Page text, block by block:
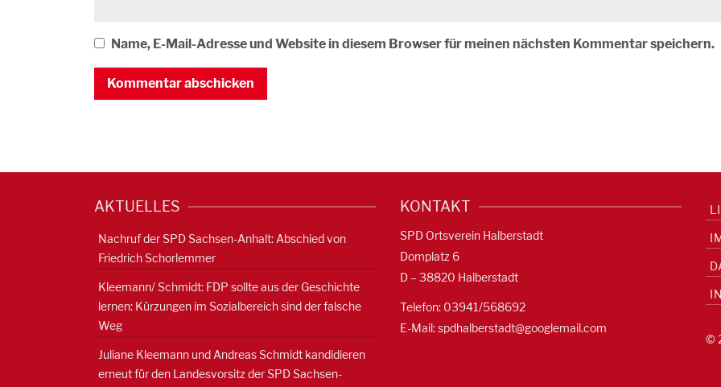
Name, E-Mail-Adresse und Website in diesem Browser für meinen nächsten Kommentar speichern.
AKTUELLES
Nachruf der SPD Sachsen-Anhalt: Abschied von
Friedrich Schorlemmer
Kleemann/ Schmidt: FDP sollte aus der Geschichte
lernen: Kürzungen im Sozialbereich sind der falsche
Weg
Juliane Kleemann und Andreas Schmidt kandidieren
erneut für den Landesvorsitz der SPD Sachsen-
KONTAKT
SPD Ortsverein Halberstadt
Domplatz 6
D – 38820 Halberstadt
Telefon: 03941/568692
E-Mail:spdhalberstadt@googlemail.com
©